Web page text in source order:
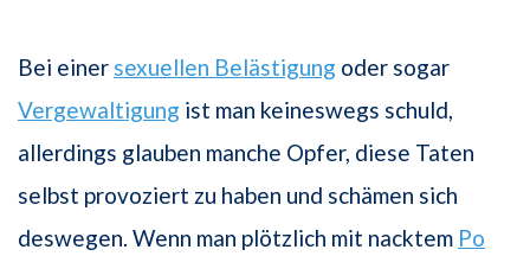
Bei einer sexuellen Belästigung oder sogar
Vergewaltigung ist man keineswegs schuld,
allerdings glauben manche Opfer, diese Taten
selbst provoziert zu haben und schämen sich
deswegen. Wenn man plötzlich mit nacktem Po